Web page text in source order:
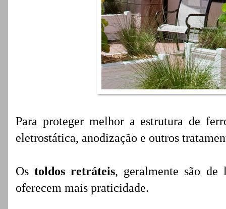
Para proteger melhor a estrutura de
eletrostática, anodização e outros
Ostoldos retráteis, geralmente são de
oferecem mais praticidade.